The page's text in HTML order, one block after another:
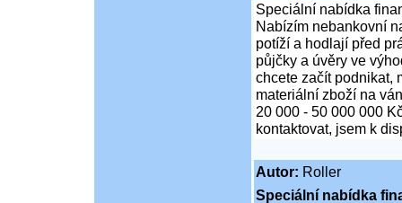
Speciální nabídka
Nabízím nebankovní
potíží a hodlají před
půjčky a úvěry ve
chcete začít podnikat,
materiální zboží na
20 000 - 50 000 000
kontaktovat, jsem k
Autor: Roller
Speciální nabídka